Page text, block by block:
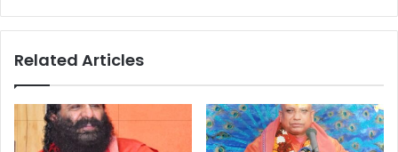
Related Articles